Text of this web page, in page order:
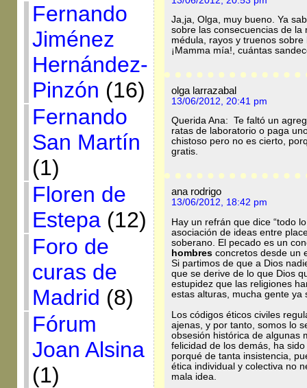
Fernando
Jiménez
Hernández-
Pinzón (16)
Fernando
San Martín
(1)
Floren de
Estepa(12)
Foro de
curas de
Madrid (8)
Fórum
Joan Alsina
(1)
Ja,ja, Olga, muy bueno. Ya
sobre las consecuencias de
médula, rayos y truenos
¡Mamma mía!, cuántas
olga larrazabal
13/06/2012, 20:41 pm
Querida Ana: Te faltó un
ratas de laboratorio o paga
chistoso pero no es cierto,
gratis.
ana rodrigo
13/06/2012, 18:42 pm
Hay un refrán que dice “todo
asociación de ideas entre
soberano. El pecado es un
hombresconcretos desde un
Si partimos de que a Dios
que se derive de lo que Dios
estupidez que las religiones
estas alturas, mucha gente ya
Los códigos éticos civiles
ajenas, y por tanto, somos lo
obsesión histórica de algunas
felicidad de los demás, ha
porqué de tanta insistencia,
ética individual y colectiva no
mala idea.